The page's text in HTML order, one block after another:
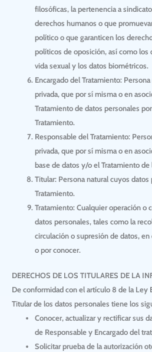
filosóficas, la pertenencia a
derechos humanos o que
político o que garanticen los
políticos de oposición, así como los
vida sexual y los datos biométricos.
Encargado del Tratamiento:
privada, que por sí misma o en
Tratamiento de datos personales
Tratamiento.
Responsable del Tratamiento:
privada, que por sí misma o en
base de datos y/o el Tratamiento de
Titular: Persona natural cuyos
Tratamiento.
Tratamiento:Cualquier operación o
datos personales, tales como la
circulación o supresión de datos,
o por conocer.
DERECHOS DE LOS TITULARES DE LA
De conformidad con el artículo 8 de la Ley
Titular de los datos personales tiene los
Conocer, actualizar y rectificar sus
de Responsable y Encargado del
Solicitar prueba de la autorización